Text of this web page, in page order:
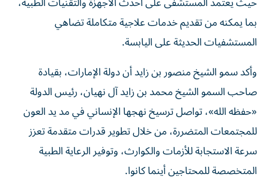
بما يمكنه من تقديم خدمات علاجية متكاملة تضاهي
المستشفيات الحديثة على اليابسة.
وأكد سمو الشيخ منصور بن زايد أن دولة الإمارات، بقيادة
صاحب السمو الشيخ محمد بن زايد آل نهيان، رئيس الدولة
«حفظه الله»، تواصل ترسيخ نهجها الإنساني في مد يد العون
للمجتمعات المتضررة، من خلال تطوير قدرات متقدمة تعزز
سرعة الاستجابة للأزمات والكوارث، وتوفير الرعاية الطبية
المتخصصة للمحتاجين أينما كانوا.